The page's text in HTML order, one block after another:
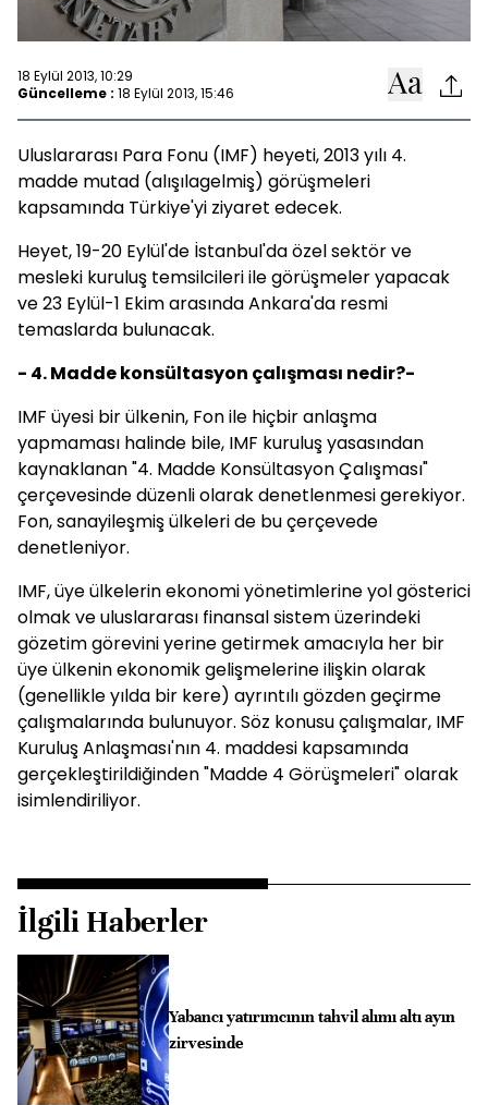
18 Eylül 2013, 10:29
Güncelleme : 18 Eylül 2013, 15:46
Uluslararası Para Fonu (IMF) heyeti, 2013 yılı 4.
madde mutad (alışılagelmiş) görüşmeleri
kapsamında Türkiye'yi ziyaret edecek.
Heyet, 19-20 Eylül'de İstanbul'da özel sektör ve
mesleki kuruluş temsilcileri ile görüşmeler yapacak
ve 23 Eylül-1 Ekim arasında Ankara'da resmi
temaslarda bulunacak.
- 4. Madde konsültasyon çalışması nedir?-
IMF üyesi bir ülkenin, Fon ile hiçbir anlaşma
yapmaması halinde bile, IMF kuruluş yasasından
kaynaklanan "4. Madde Konsültasyon Çalışması"
çerçevesinde düzenli olarak denetlenmesi gerekiyor.
Fon, sanayileşmiş ülkeleri de bu çerçevede
denetleniyor.
IMF, üye ülkelerin ekonomi yönetimlerine yol gösterici
olmak ve uluslararası finansal sistem üzerindeki
gözetim görevini yerine getirmek amacıyla her bir
üye ülkenin ekonomik gelişmelerine ilişkin olarak
(genellikle yılda bir kere) ayrıntılı gözden geçirme
çalışmalarında bulunuyor. Söz konusu çalışmalar, IMF
Kuruluş Anlaşması'nın 4. maddesi kapsamında
gerçekleştirildiğinden "Madde 4 Görüşmeleri" olarak
isimlendiriliyor.
İlgili Haberler
Yabancı yatırımcının tahvil alımı altı ayın
zirvesinde